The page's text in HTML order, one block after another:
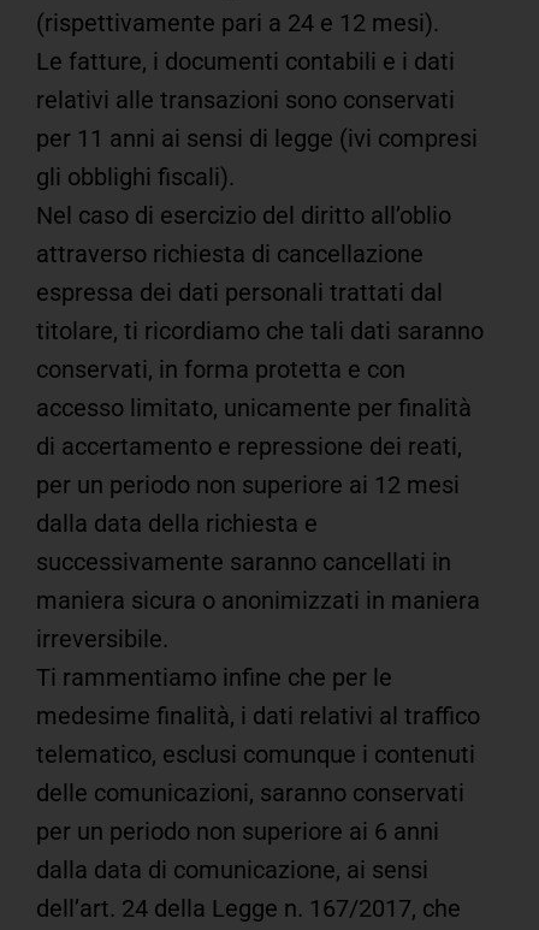
(rispettivamente pari a 24 e 12 mesi).
Le fatture, i documenti contabili e i dati
relativi alle transazioni sono conservati
per 11 anni ai sensi di legge (ivi compresi
gli obblighi fiscali).
Nel caso di esercizio del diritto all’oblio
attraverso richiesta di cancellazione
espressa dei dati personali trattati dal
titolare, ti ricordiamo che tali dati saranno
conservati, in forma protetta e con
accesso limitato, unicamente per finalità
di accertamento e repressione dei reati,
per un periodo non superiore ai 12 mesi
dalla data della richiesta e
successivamente saranno cancellati in
maniera sicura o anonimizzati in maniera
irreversibile.
Ti rammentiamo infine che per le
medesime finalità, i dati relativi al traffico
telematico, esclusi comunque i contenuti
delle comunicazioni, saranno conservati
per un periodo non superiore ai 6 anni
dalla data di comunicazione, ai sensi
dell’art. 24 della Legge n. 167/2017, che